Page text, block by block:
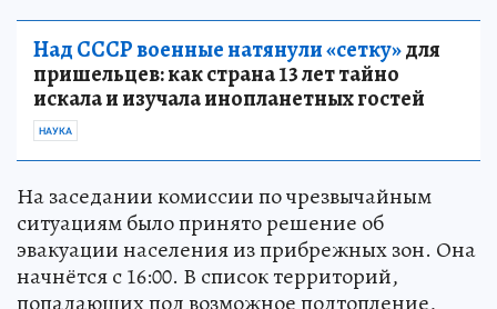
Над СССР военные натянули «сетку»для
пришельцев: как страна 13 лет тайно
искала и изучала инопланетных гостей
НАУКА
На заседании комиссии по чрезвычайным
ситуациям было принято решение об
эвакуации населения из прибрежных зон. Она
начнётся с 16:00. В список территорий,
попадающих под возможное подтопление,